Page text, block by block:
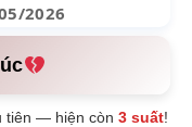
2026
tiên — hiện còn3 suất!